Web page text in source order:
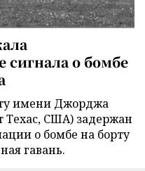
сигнала о бомбе
имени Джорджа
Техас, США) задержан
о бомбе на борту
гавань.